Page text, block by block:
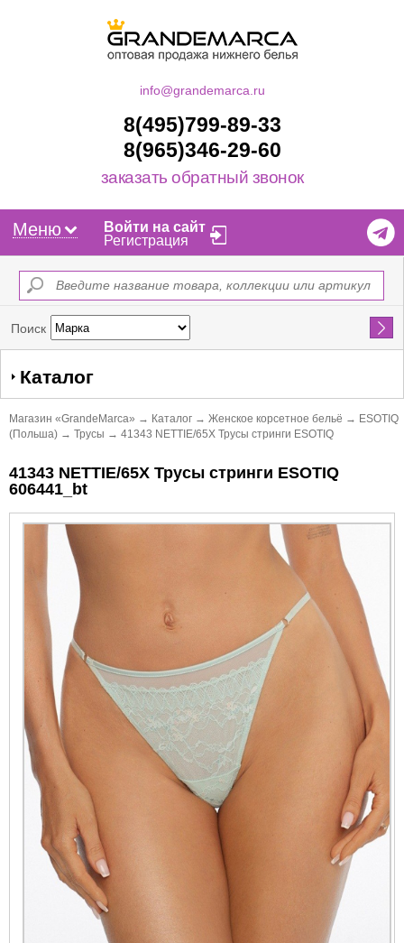
info@grandemarca.ru
8(495)799-89-33
8(965)346-29-60
заказать обратный звонок
Меню
Войти на сайт
Регистрация
Поиск Найти
Каталог
Магазин «GrandeMarca» → Каталог → Женское корсетное бельё → ESOTIQ
(Польша) → Трусы → 41343 NETTIE/65X Трусы стринги ESOTIQ
41343 NETTIE/65X Трусы стринги ESOTIQ
606441_bt